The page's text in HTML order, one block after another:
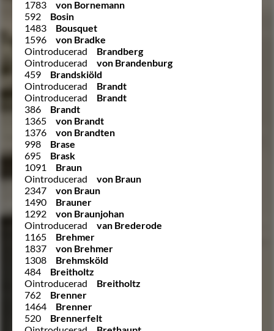
1783
von Bornemann
592
Bosin
1483
Bousquet
1596
von Bradke
Ointroducerad
Brandberg
Ointroducerad
von Brandenburg
459
Brandskiöld
Ointroducerad
Brandt
Ointroducerad
Brandt
386
Brandt
1365
von Brandt
1376
von Brandten
998
Brase
695
Brask
1091
Braun
Ointroducerad
von Braun
2347
von Braun
1490
Brauner
1292
von Braunjohan
Ointroducerad
van Brederode
1165
Brehmer
1837
von Brehmer
1308
Brehmsköld
484
Breitholtz
Ointroducerad
Breitholtz
762
Brenner
1464
Brenner
520
Brennerfelt